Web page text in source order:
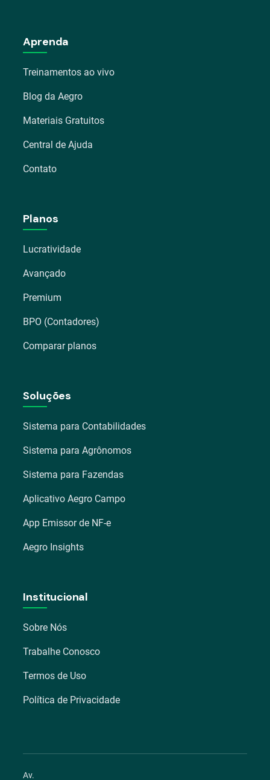
Aprenda
Treinamentos ao vivo
Blog da Aegro
Materiais Gratuitos
Central de Ajuda
Contato
Planos
Lucratividade
Avançado
Premium
BPO (Contadores)
Comparar planos
Soluções
Sistema para Contabilidades
Sistema para Agrônomos
Sistema para Fazendas
Aplicativo Aegro Campo
App Emissor de NF-e
Aegro Insights
Institucional
Sobre Nós
Trabalhe Conosco
Termos de Uso
Política de Privacidade
Av.